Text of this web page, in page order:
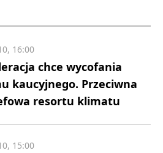
chce wycofania
kaucyjnego. Przeciwna
resortu klimatu
16:00
15:00